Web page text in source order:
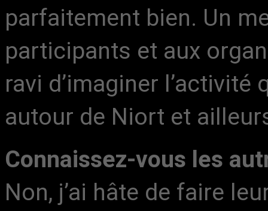
parfaitement bien. Un
participants et aux
ravi d’imaginer
autour de Niort et
Connaissez-vous les
Non, j’ai hâte de faire